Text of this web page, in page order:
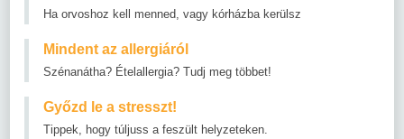
Ha orvoshoz kell menned, vagy kórházba kerülsz
Mindent az allergiáról
Szénanátha? Ételallergia? Tudj meg többet!
Győzd le a stresszt!
Tippek, hogy túljuss a feszült helyzeteken.